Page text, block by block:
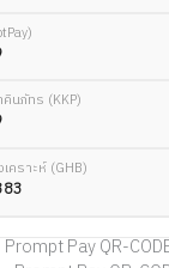
นภัทร (KKP)
คราะห์ (GHB)
Prompt Pay QR-